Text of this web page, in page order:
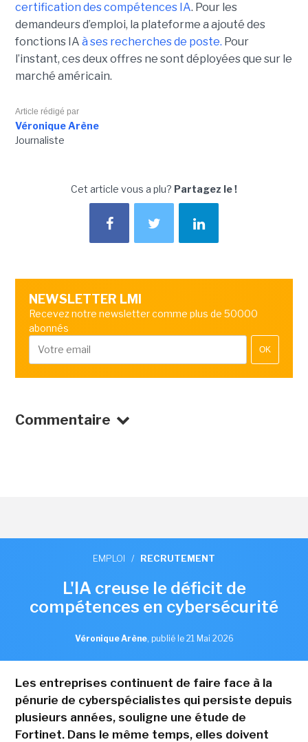
certification des compétences IA. Pour les
demandeurs d’emploi, la plateforme a ajouté des
fonctions IA à ses recherches de poste. Pour
l’instant, ces deux offres ne sont déployées que sur le
marché américain.
Article rédigé par
Véronique Arène
Journaliste
Cet article vous a plu? Partagez le !
NEWSLETTER LMI
Recevez notre newsletter comme plus de 50000
abonnés
OK
Commentaire
EMPLOI / RECRUTEMENT
L'IA creuse le déficit de
compétences en cybersécurité
Véronique Arène, publié le 21 Mai 2026
Les entreprises continuent de faire face à la
pénurie de cyberspécialistes qui persiste depuis
plusieurs années, souligne une étude de
Fortinet. Dans le même temps, elles doivent